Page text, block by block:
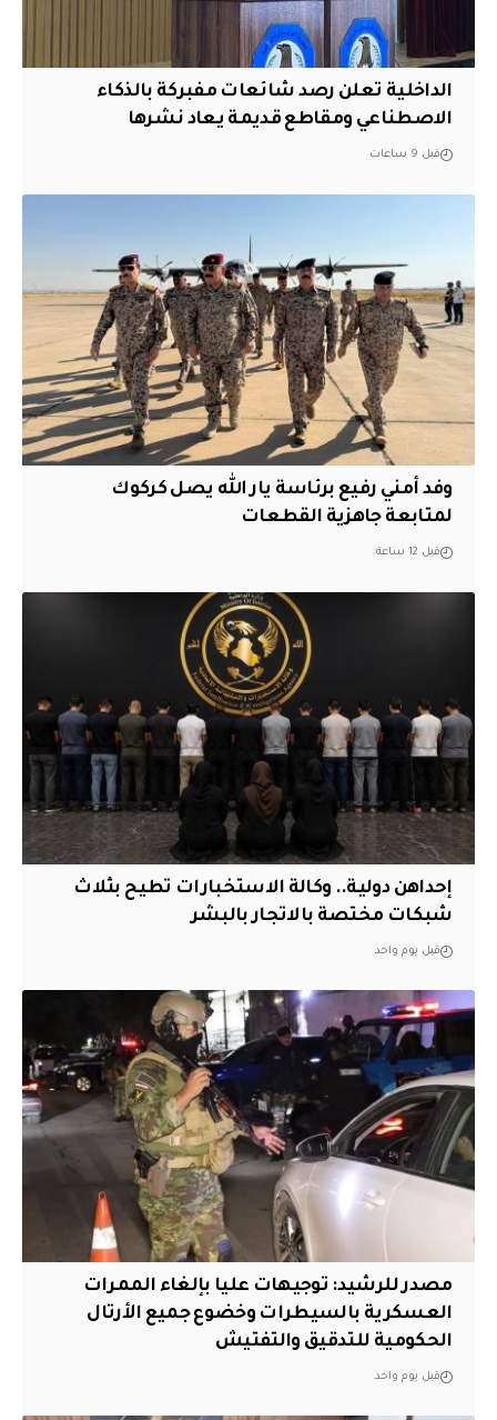
الداخلية تعلن رصد شائعات مفبركة بالذكاء
الاصطناعي ومقاطع قديمة يعاد نشرها
قبل 9 ساعات
وفد أمني رفيع برئاسة يار الله يصل كركوك
لمتابعة جاهزية القطعات
قبل 12 ساعة
إحداهن دولية.. وكالة الاستخبارات تطيح بثلاث
شبكات مختصة بالاتجار بالبشر
قبل يوم واحد
مصدر للرشيد: توجيهات عليا بإلغاء الممرات
العسكرية بالسيطرات وخضوع جميع الأرتال
الحكومية للتدقيق والتفتيش
قبل يوم واحد